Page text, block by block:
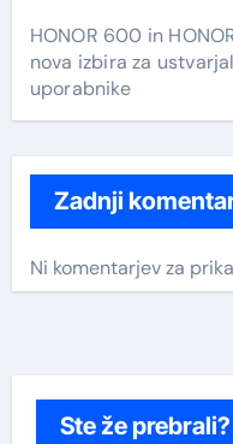
HONOR 600 in
nova izbira za
uporabnike
Zadnji
Ni komentarjev za
Ste že prebrali?